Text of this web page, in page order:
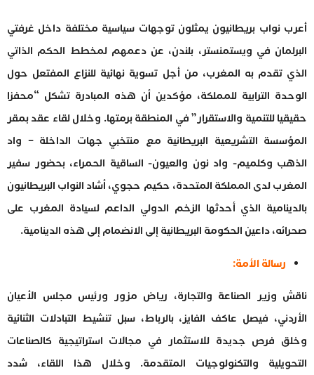
أعرب نواب بريطانيون يمثلون توجهات سياسية مختلفة داخل غرفتي
البرلمان في ويستمنستر، بلندن، عن دعمهم لمخطط الحكم الذاتي
الذي تقدم به المغرب، من أجل تسوية نهائية للنزاع المفتعل حول
الوحدة الترابية للمملكة، مؤكدين أن هذه المبادرة تشكل “محفزا
حقيقيا للتنمية والاستقرار” في المنطقة برمتها. وخلال لقاء عقد بمقر
المؤسسة التشريعية البريطانية مع منتخبي جهات الداخلة – واد
الذهب وكلميم- واد نون والعيون- الساقية الحمراء، بحضور سفير
المغرب لدى المملكة المتحدة، حكيم حجوي، أشاد النواب البريطانيون
بالدينامية الذي أحدثها الزخم الدولي الداعم لسيادة المغرب على
صحرائه، داعين الحكومة البريطانية إلى الانضمام إلى هذه الدينامية.
رسالة الأمة:
ناقش وزير الصناعة والتجارة، رياض مزور ورئيس مجلس الأعيان
الأردني، فيصل عاكف الفايز، بالرباط، سبل تنشيط التبادلات الثنائية
وخلق فرص جديدة للاستثمار في مجالات استراتيجية كالصناعات
التحويلية والتكنولوجيات المتقدمة. وخلال هذا اللقاء، شدد